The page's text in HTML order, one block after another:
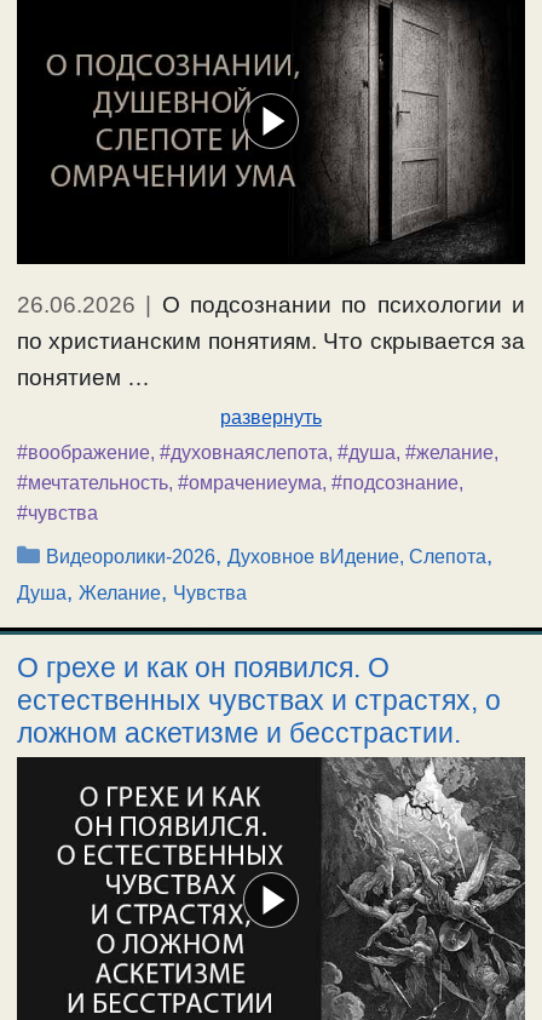
26.06.2026
О подсознании по психологии и
по христианским понятиям. Что скрывается за
понятием …
развернуть
#воображение, #духовнаяслепота, #душа, #желание,
#мечтательность, #омрачениеума, #подсознание,
#чувства
Рубрики
Видеоролики-2026,Духовное вИдение, Слепота,
Душа, Желание, Чувства
О грехе и как он появился. О
естественных чувствах и страстях, о
ложном аскетизме и бесстрастии.